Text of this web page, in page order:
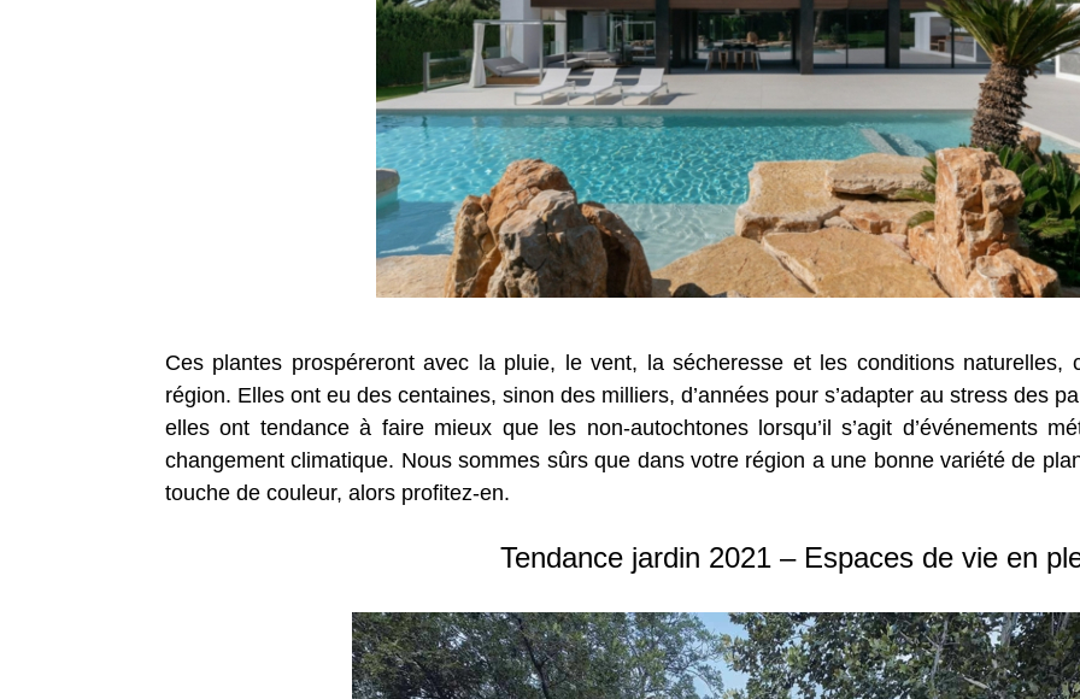
Ces plantes prospéreront avec la pluie, le vent, la sécheresse et les conditions
région. Elles ont eu des centaines, sinon des milliers, d’années pour s’adapter au stress des
elles ont tendance à faire mieux que les non-autochtones lorsqu’il s’agit d’événements
changement climatique. Nous sommes sûrs que dans votre région a une bonne variété de
touche de couleur, alors profitez-en.
Tendance jardin 2021 – Espaces de vie en